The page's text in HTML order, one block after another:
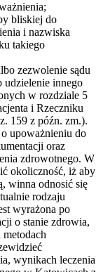
bliskiej do
i nazwiska
takiego
zezwolenie sądu
udzielenie innego
w rozdziale 5
i Rzeczniku
159 z późn. zm.).
upoważnieniu do
oraz
zdrowotnego. W
okoliczność, iż aby
winna odnosić się
rodzaju
wyrażona po
o stanie zdrowia,
wynikach leczenia